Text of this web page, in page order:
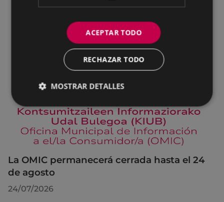
La OMIC permanecerá cerrada hasta el 24
de agosto
24/07/2026
ACEPTAR TODO
RECHAZAR TODO
MOSTRAR DETALLES